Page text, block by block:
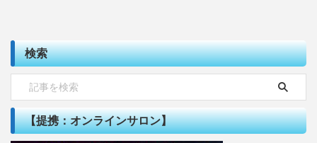
検索
【提携：オンラインサロン】